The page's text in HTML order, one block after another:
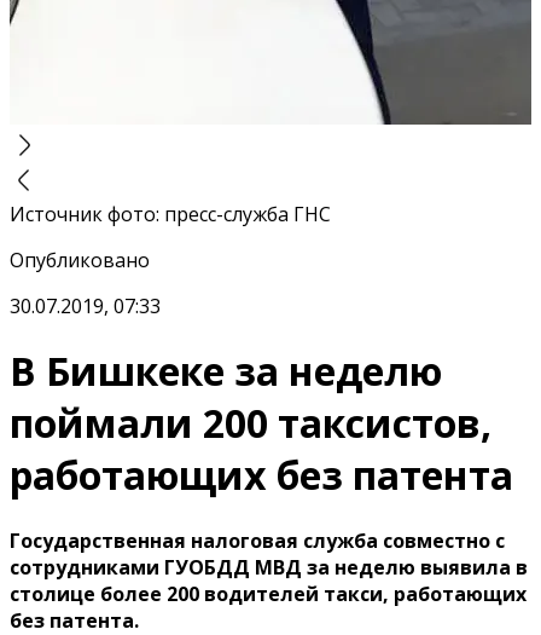
Источник фото: пресс-служба ГНС
Опубликовано
30.07.2019, 07:33
В Бишкеке за неделю
поймали 200 таксистов,
работающих без патента
Государственная налоговая служба совместно с
сотрудниками ГУОБДД МВД за неделю выявила в
столице более 200 водителей такси, работающих
без патента.